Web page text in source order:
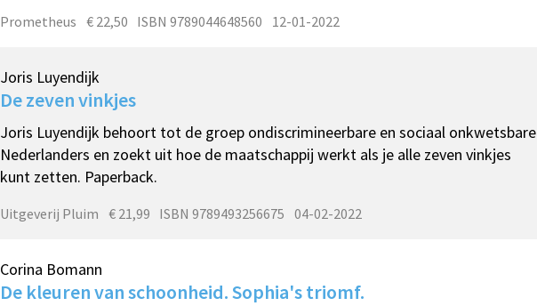
Prometheus € 22,50 ISBN 9789044648560 12-01-2022
Joris Luyendijk
De zeven vinkjes
Joris Luyendijk behoort tot de groep ondiscrimineerbare en sociaal onkwetsbare
Nederlanders en zoekt uit hoe de maatschappij werkt als je alle zeven vinkjes
kunt zetten. Paperback.
Uitgeverij Pluim € 21,99 ISBN 9789493256675 04-02-2022
Corina Bomann
De kleuren van schoonheid. Sophia's triomf.